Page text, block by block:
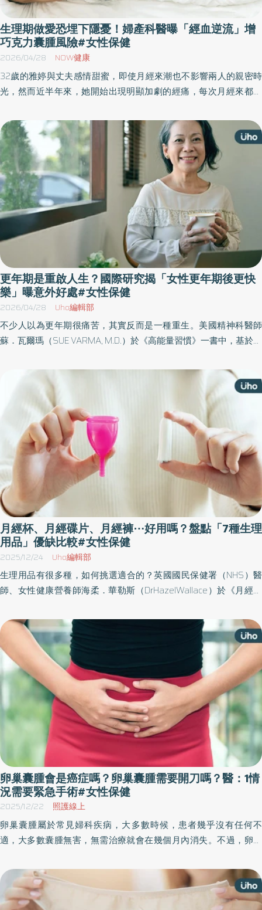
生理期做愛恐埋下隱憂！婦產科醫曝「經血逆流」增
巧克力囊腫風險#女性保健
2026/04/28 NOW健康
32歲的雅婷與丈夫感情甜蜜，即使月經來潮也不影響兩人的親密時
光，然而近半年來，她開始出現明顯加劇的經痛，每次月經來都痛
腫。《優活健康網》特摘此篇分享經期性行為的相關隱憂，建議經
期結束後再恢復性生活。
更年期是重啟人生？國際研究揭「女性更年期後更快
樂」曝意外好處#女性保健
2026/04/28 Uho編輯部
不少人以為更年期很痛苦，其實反而是一種重生。美國精神科醫師
蘇．瓦爾瑪（SUE VARMA, M.D.）於《高能量習慣》一書中，基於科
界線、拒絕內耗、戒除拖延症、擺脫心理疲勞等方法，打造具有深
層韌性、抗壓性及復原力的心理能量，幫助讀者應對充滿挑戰的現
實世界。以下為原書摘文：
月經杯、月經碟片、月經褲⋯好用嗎？盤點「7種生理
用品」優缺比較#女性保健
2025/12/24 Uho編輯部
生理用品有很多種，如何挑選適合的？英國國民保健署（NHS）醫
師、女性健康營養師海柔．華勒斯（DrHazelWallace）於《月經，
康，透過回應荷爾蒙週期節奏、調整生活方式，幫助讀者掌握生理
變化，擁抱自主人生。以下為原書摘文：
卵巢囊腫會是癌症嗎？卵巢囊腫需要開刀嗎？醫：1情
況需要緊急手術#女性保健
2025/12/22 照護線上
卵巢囊腫屬於常見婦科疾病，大多數時候，患者幾乎沒有任何不
適，大多數囊腫無害，無需治療就會在幾個月內消失。不過，卵巢
症，都是有可能的。《優活健康網》特摘此篇分享卵巢囊腫的類
型、原因、症狀、檢查以及治療方法。